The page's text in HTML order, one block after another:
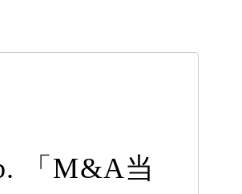
「M&A当